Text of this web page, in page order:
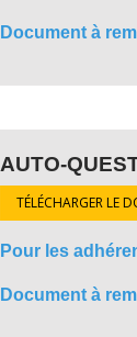
Document à
AUTO-
TÉLÉCHARGER LE
Pour les
Document à